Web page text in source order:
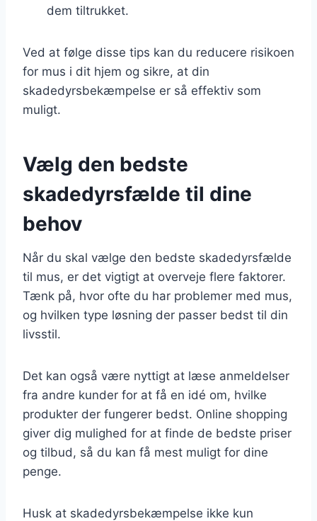
dem tiltrukket.
Ved at følge disse tips kan du reducere risikoen
for mus i dit hjem og sikre, at din
skadedyrsbekæmpelse er så effektiv som
muligt.
Vælg den bedste
skadedyrsfælde til dine
behov
Når du skal vælge den bedste skadedyrsfælde
til mus, er det vigtigt at overveje flere faktorer.
Tænk på, hvor ofte du har problemer med mus,
og hvilken type løsning der passer bedst til din
livsstil.
Det kan også være nyttigt at læse anmeldelser
fra andre kunder for at få en idé om, hvilke
produkter der fungerer bedst. Online shopping
giver dig mulighed for at finde de bedste priser
og tilbud, så du kan få mest muligt for dine
penge.
Husk at skadedyrsbekæmpelse ikke kun